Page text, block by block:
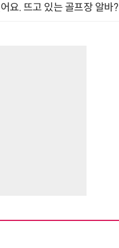
요. 뜨고 있는 골프장 알바?